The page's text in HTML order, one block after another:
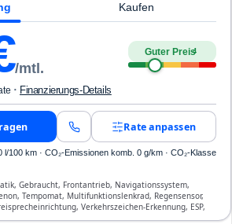
Kaufen
/mtl.
Guter Preis4
· Finanzierungs-Details
Rate anpassen
100 km · CO₂-Emissionen komb. 0 g/km · CO₂-Klasse
Gebraucht, Frontantrieb, Navigationssystem,
Tempomat, Multifunktionslenkrad, Regensensor,
Verkehrszeichen-Erkennung, ESP,
Seiten- und weitere Airbags